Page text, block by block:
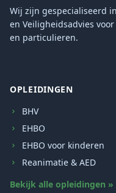
Wij zijn gespecialiseerd
en Veiligheidsadvies
en particulieren.
OPLEIDINGEN
BHV
EHBO
EHBO voor kinderen
Reanimatie & AED
Bekijk alle opleidingen »